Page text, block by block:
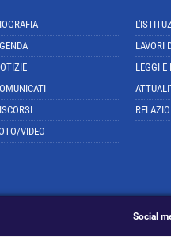
VIDEO
LAVORI
LEGGI E
Social